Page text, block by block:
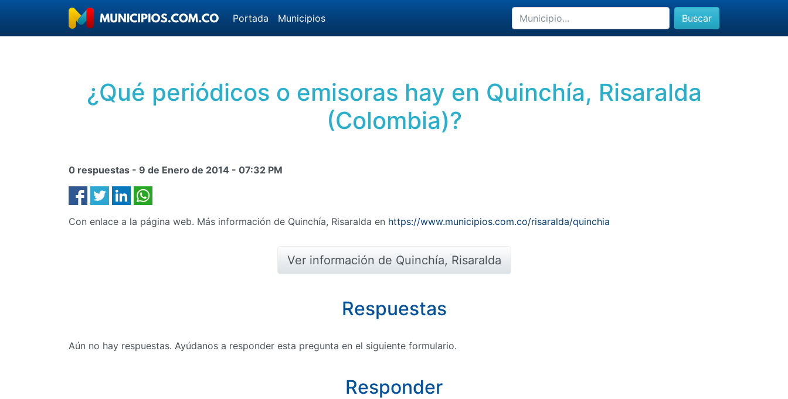
Portada Municipios Buscar
¿Qué periódicos o emisoras hay en Quinchía, Risaralda
(Colombia)?
0 respuestas - 9 de Enero de 2014 - 07:32 PM
Con enlace a la página web. Más información de Quinchía, Risaralda en https://www.municipios.com.co/risaralda/quinchia
Ver información de Quinchía, Risaralda
Respuestas
Aún no hay respuestas. Ayúdanos a responder esta pregunta en el siguiente formulario.
Responder